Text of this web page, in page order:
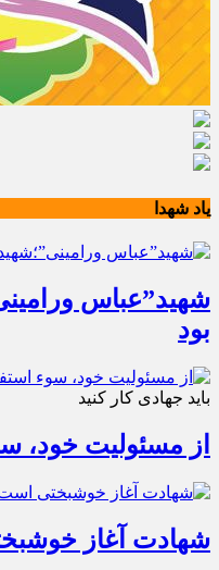
یاد شهدا
شهید”عباس
بود
باید جهادی کار کنید
از مسئولیت خود،
شهادت آغاز